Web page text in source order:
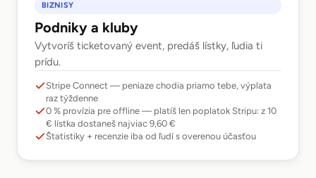
BIZNISY
Podniky a kluby
Vytvoríš ticketovaný event, predáš lístky, ľudia ti
prídu.
Stripe Connect — peniaze chodia priamo tebe, výplata
raz týždenne
0 % provízia pre offline — platíš len poplatok Stripu: z 10
€ lístka dostaneš najviac 9,60 €
Štatistiky + recenzie iba od ľudí s overenou účasťou